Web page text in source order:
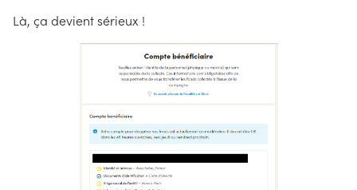
Là, ça devient sérieux !